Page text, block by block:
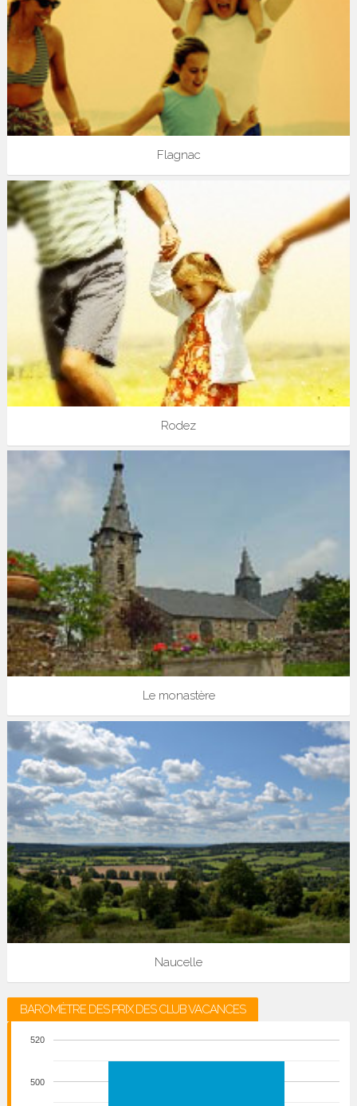
Flagnac
Rodez
Le monastère
Naucelle
BAROMÈTRE DES PRIX DES CLUB VACANCES
500
520